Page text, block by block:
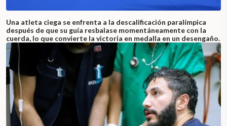
Una atleta ciega se enfrenta a la descalificación paralímpica
después de que su guía resbalase momentáneamente con la
cuerda, lo que convierte la victoria en medalla en un desengaño.